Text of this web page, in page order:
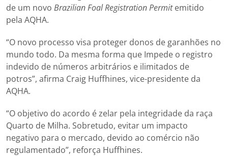
de um novo Brazilian Foal Registration Permitemitido
pela AQHA.
“O novo processo visa proteger donos de garanhões no
mundo todo. Da mesma forma que Impede o registro
indevido de números arbitrários e ilimitados de
potros”, afirma Craig Huffhines, vice-presidente da
AQHA.
“O objetivo do acordo é zelar pela integridade da raça
Quarto de Milha. Sobretudo, evitar um impacto
negativo para o mercado, devido ao comércio não
regulamentado”, reforça Huffhines.